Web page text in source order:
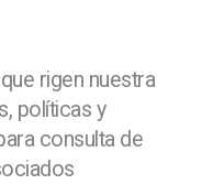
rigen nuestra
políticas y
consulta de